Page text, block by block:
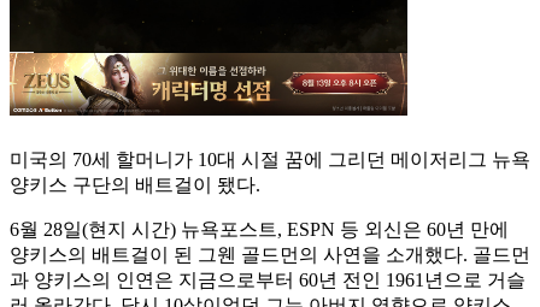
미국의 70세 할머니가 10대 시절 꿈에 그리던 메이저리그 뉴욕
양키스 구단의 배트걸이 됐다.
6월 28일(현지 시간) 뉴욕포스트, ESPN 등 외신은 60년 만에
양키스의 배트걸이 된 그웬 골드먼의 사연을 소개했다. 골드먼
과 양키스의 인연은 지금으로부터 60년 전인 1961년으로 거슬